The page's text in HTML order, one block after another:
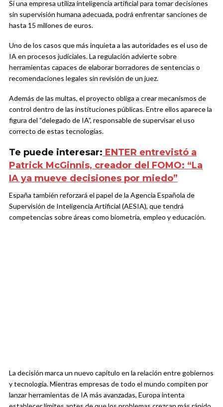
Si una empresa utiliza inteligencia artificial para tomar decisiones
sin supervisión humana adecuada, podrá enfrentar sanciones de
hasta 15 millones de euros.
Uno de los casos que más inquieta a las autoridades es el uso de
IA en procesos judiciales. La regulación advierte sobre
herramientas capaces de elaborar borradores de sentencias o
recomendaciones legales sin revisión de un juez.
Además de las multas, el proyecto obliga a crear mecanismos de
control dentro de las instituciones públicas. Entre ellos aparece la
figura del “delegado de IA”, responsable de supervisar el uso
correcto de estas tecnologías.
Te puede interesar: ENTER entrevistó a
Patrick McGinnis, creador del FOMO: “La
IA ya mueve decisiones por miedo”
España también reforzará el papel de la Agencia Española de
Supervisión de Inteligencia Artificial (AESIA), que tendrá
competencias sobre áreas como biometría, empleo y educación.
La decisión marca un nuevo capítulo en la relación entre gobiernos
y tecnología. Mientras empresas de todo el mundo compiten por
lanzar herramientas de IA más avanzadas, Europa intenta